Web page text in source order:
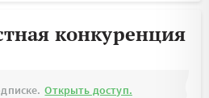
конкуренция
Открыть доступ.